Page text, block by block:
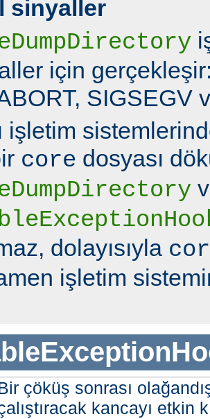
sinyaller
için
SIGSEGV
işletim
core dosyası
dolayısıyla
işletim
çöküş sonrası
kancayı etkin